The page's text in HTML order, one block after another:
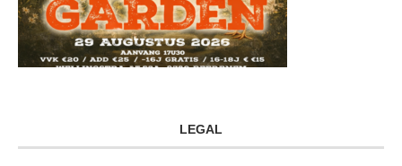
LEGAL